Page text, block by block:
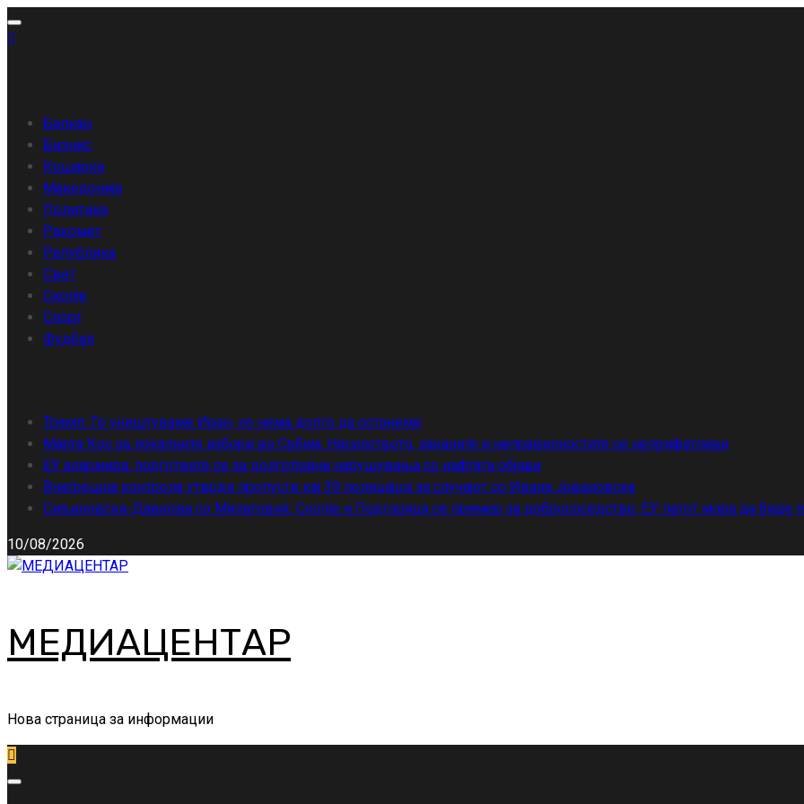
Skip
to
Балкан
Бизнис
Кошарка
Македонија
Политика
Ракомет
Република
Свет
Скопје
Спорт
Фудбал
Трамп: Го уништуваме Иран, но нема долго да останеме
Марта Кос за локалните избори во Србија: Насилството, заканите и неправилностите се неприфатливи
ЕУ алармира: подгответе се за долготрајни нарушувања со нафтата објави
Внатрешна контрола утврди пропусти кај 39 полицајци за случајот со Ивана Јовановска
Сиљановска-Давкова со Милатовиќ: Скопје и Подгорица се пример за добрососедство, ЕУ патот мора да биде
10/08/2026
МЕДИАЦЕНТАР
Нова страница за информации
Primary